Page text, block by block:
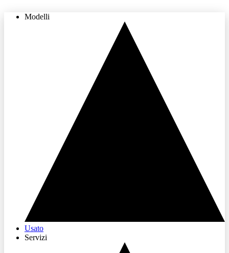
Modelli
Usato
Servizi